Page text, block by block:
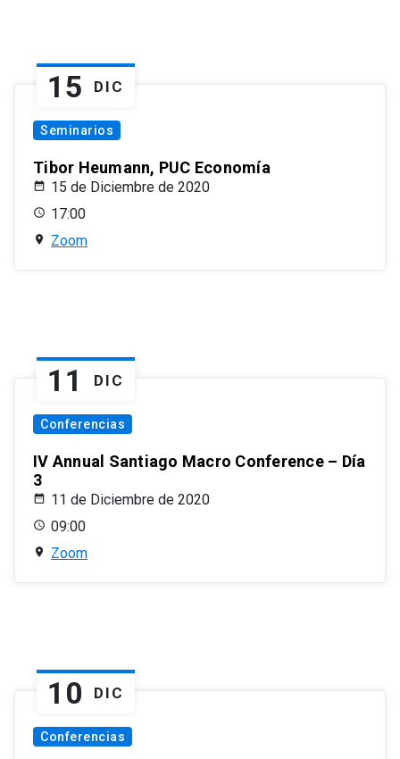
15 DIC
Seminarios
Tibor Heumann, PUC Economía
15 de Diciembre de 2020
17:00
Zoom
11 DIC
Conferencias
IV Annual Santiago Macro Conference – Día
3
11 de Diciembre de 2020
09:00
Zoom
10 DIC
Conferencias